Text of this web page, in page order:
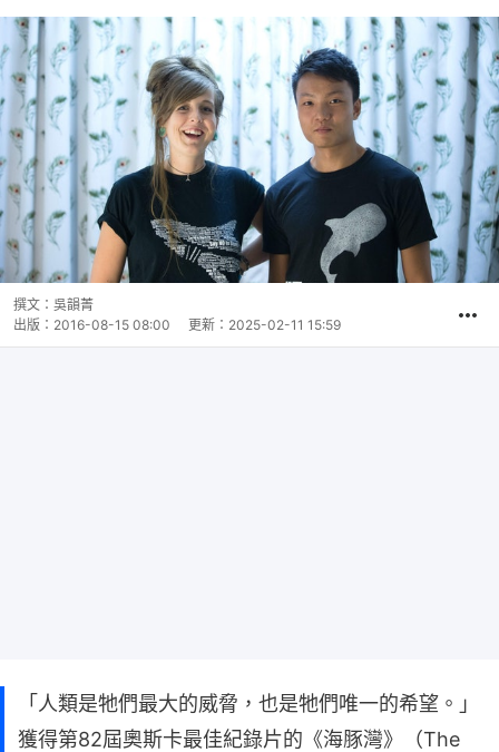
撰文： 吳韻菁
出版： 2016-08-15 08:00 更新： 2025-02-11 15:59
「人類是牠們最大的威脅，也是牠們唯一的希望。」
獲得第82屆奧斯卡最佳紀錄片的《海豚灣》（The